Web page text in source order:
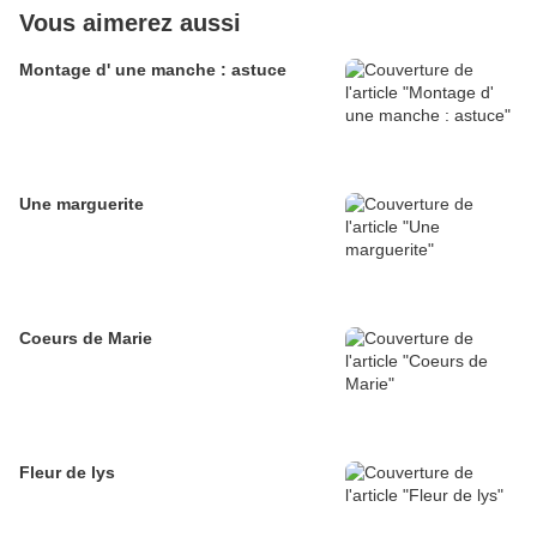
Vous aimerez aussi
Montage d' une manche : astuce
Une marguerite
Coeurs de Marie
Fleur de lys